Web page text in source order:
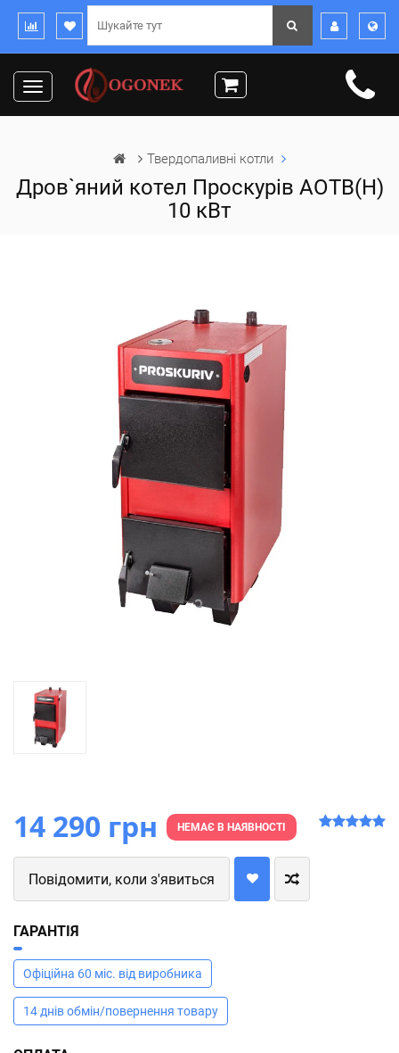
Toggle
navigation
Твердопаливні котли
Дров`яний котел Проскурів АОТВ(Н)
10 кВт
14 290 грн НЕМАЄ В НАЯВНОСТІ
Повідомити, коли з'явиться
ГАРАНТІЯ
Офіційна 60 міс. від виробника
14 днів обмін/повернення товару